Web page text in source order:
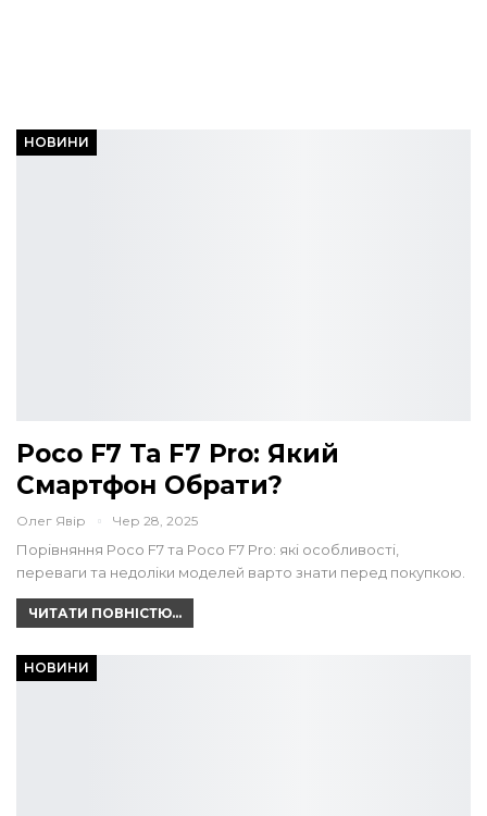
НОВИНИ
Poco F7 Та F7 Pro: Який
Смартфон Обрати?
Олег Явір Чер 28, 2025
Порівняння Poco F7 та Poco F7 Pro: які особливості,
переваги та недоліки моделей варто знати перед покупкою.
ЧИТАТИ ПОВНІСТЮ...
НОВИНИ